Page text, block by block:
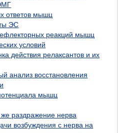
ответов мышц
ЭС
реакций мышц
условий
действия релаксантов и их
анализ восстановления
мышц
раздражение нерва
возбуждения с нерва на